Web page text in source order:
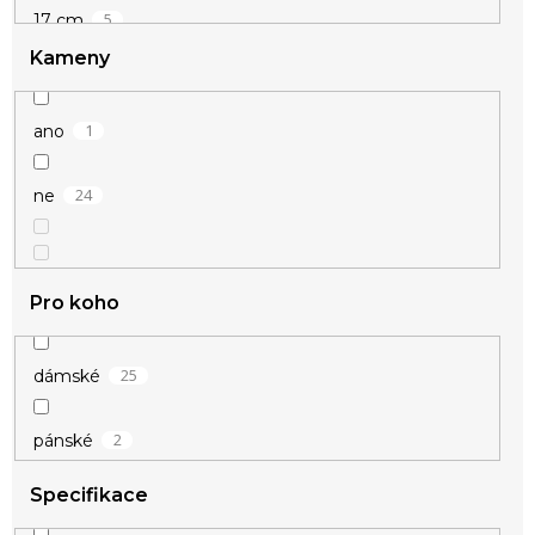
17 cm 5
19 cm
20 cm
22 cm 1
23 cm
Kameny
ano 1
ne 24
Pro koho
dámské 25
pánské 2
Specifikace